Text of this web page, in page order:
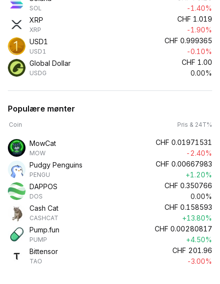
SOL
-1.40%
XRP
XRP
CHF 1.019
-1.90%
USD1
USD1
CHF 0.999365
-0.10%
Global Dollar
USDG
CHF 1.00
0.00%
Populære mønter
Coin Pris & 24T%
MowCat
MOW
CHF 0.01971531
-2.40%
Pudgy Penguins
PENGU
CHF 0.00667983
+1.20%
DAPPOS
DOS
CHF 0.350766
0.00%
Cash Cat
CASHCAT
CHF 0.158593
+13.80%
Pump.fun
PUMP
CHF 0.00280817
+4.50%
Bittensor
TAO
CHF 201.96
-3.00%